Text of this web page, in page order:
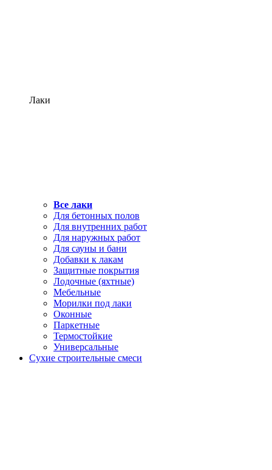
Лаки
Все лаки
Для бетонных полов
Для внутренних работ
Для наружных работ
Для сауны и бани
Добавки к лакам
Защитные покрытия
Лодочные (яхтные)
Мебельные
Морилки под лаки
Оконные
Паркетные
Термостойкие
Универсальные
Сухие строительные смеси